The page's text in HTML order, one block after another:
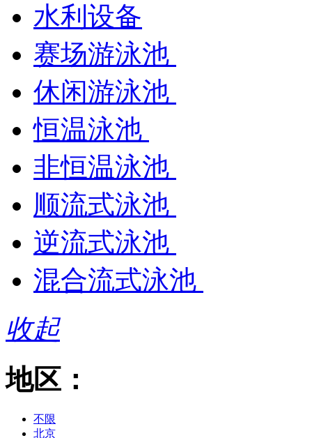
水利设备
赛场游泳池
休闲游泳池
恒温泳池
非恒温泳池
顺流式泳池
逆流式泳池
混合流式泳池
收起
地区：
不限
北京